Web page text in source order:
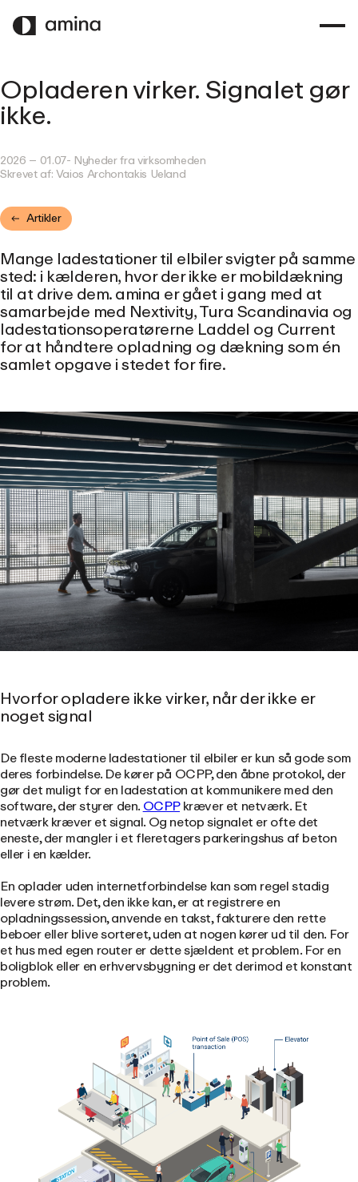
TIL
HOVEDINDHOLD
Opladeren virker. Signalet gør
ikke.
2026 – 01.07- Nyheder fra virksomheden
Skrevet af:Vaios Archontakis Ueland
Artikler
Mange ladestationer til elbiler svigter på samme
sted: i kælderen, hvor der ikke er mobildækning
til at drive dem. amina er gået i gang med at
samarbejde med Nextivity, Tura Scandinavia og
ladestationsoperatørerne Laddel og Current
for at håndtere opladning og dækning som én
samlet opgave i stedet for fire.
Hvorfor opladere ikke virker, når der ikke er
noget signal
De fleste moderne ladestationer til elbiler er kun så gode som
deres forbindelse. De kører på OCPP, den åbne protokol, der
gør det muligt for en ladestation at kommunikere med den
software, der styrer den.OCPPkræver et netværk. Et
netværk kræver et signal. Og netop signalet er ofte det
eneste, der mangler i et fleretagers parkeringshus af beton
eller i en kælder.
En oplader uden internetforbindelse kan som regel stadig
levere strøm. Det, den ikke kan, er at registrere en
opladningssession, anvende en takst, fakturere den rette
beboer eller blive sorteret, uden at nogen kører ud til den. For
et hus med egen router er dette sjældent et problem. For en
boligblok eller en erhvervsbygning er det derimod et konstant
problem.